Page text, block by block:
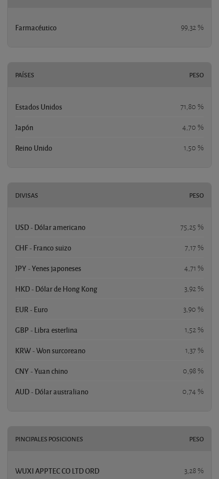
Farmacéutico 99,32 %
PAÍSES PESO
Estados Unidos 71,80 %
Japón 4,70 %
Reino Unido 1,50 %
DIVISAS PESO
USD - Dólar americano 75,25 %
CHF - Franco suizo 7,17 %
JPY - Yenes japoneses 4,71 %
HKD - Dólar de Hong Kong 3,92 %
EUR - Euro 3,90 %
GBP - Libra esterlina 1,52 %
KRW - Won surcoreano 1,37 %
CNY - Yuan chino 0,98 %
AUD - Dólar australiano 0,74 %
PINCIPALES POSICIONES PESO
WUXI APPTEC CO LTD ORD 3,28 %